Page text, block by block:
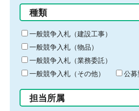
る
キ
ー
ワ
ー
ド
入
力
種類
一般競争入札（建設工事）
一般競争入札（物品）
一般競争入札（業務委託）
一般競争入札（その他）
公募
担当所属